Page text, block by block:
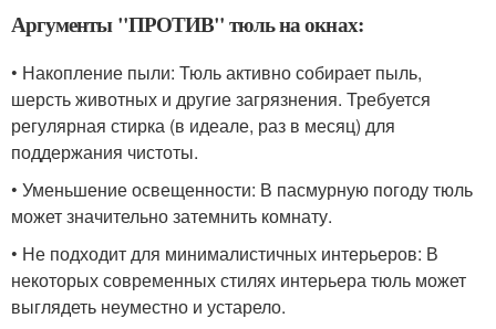
Аргументы "ПРОТИВ" тюль на окнах:
• Накопление пыли: Тюль активно собирает пыль,
шерсть животных и другие загрязнения. Требуется
регулярная стирка (в идеале, раз в месяц) для
поддержания чистоты.
• Уменьшение освещенности: В пасмурную погоду тюль
может значительно затемнить комнату.
• Не подходит для минималистичных интерьеров: В
некоторых современных стилях интерьера тюль может
выглядеть неуместно и устарело.